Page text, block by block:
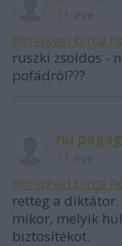
@maxval birca
ruszki zsoldos -
pofádról???
nu
@maxval birca
retteg a
mikor, melyik
biztosítékot.